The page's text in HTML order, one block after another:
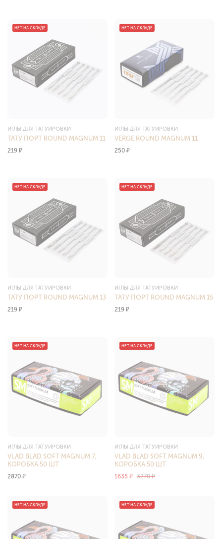
ИГЛЫ ДЛЯ ТАТУИРОВКИ
ТАТУ ПОРТ ROUND MAGNUM 11
219 ₽
НЕТ НА СКЛАДЕ
ИГЛЫ ДЛЯ ТАТУИРОВКИ
VERGE ROUND MAGNUM 11
250 ₽
НЕТ НА СКЛАДЕ
ИГЛЫ ДЛЯ ТАТУИРОВКИ
ТАТУ ПОРТ ROUND MAGNUM 13
219 ₽
НЕТ НА СКЛАДЕ
ИГЛЫ ДЛЯ ТАТУИРОВКИ
ТАТУ ПОРТ ROUND MAGNUM 15
219 ₽
НЕТ НА СКЛАДЕ
ИГЛЫ ДЛЯ ТАТУИРОВКИ
VLAD BLAD SOFT MAGNUM 7,
КОРОБКА 50 ШТ
2870 ₽
НЕТ НА СКЛАДЕ
ИГЛЫ ДЛЯ ТАТУИРОВКИ
VLAD BLAD SOFT MAGNUM 9,
КОРОБКА 50 ШТ
1635 ₽ 3270₽
НЕТ НА СКЛАДЕ
НЕТ НА СКЛАДЕ НЕТ НА СКЛАДЕ